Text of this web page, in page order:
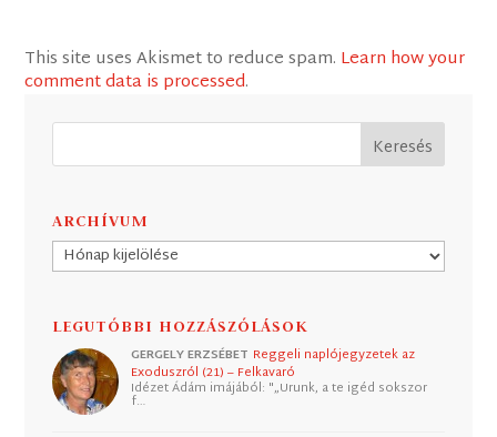
This site uses Akismet to reduce spam. Learn how your
comment data is processed.
ARCHÍVUM
Archívum
LEGUTÓBBI HOZZÁSZÓLÁSOK
GERGELY ERZSÉBET Reggeli naplójegyzetek az
Exoduszról (21) – Felkavaró
Idézet Ádám imájából: "„Urunk, a te igéd sokszor
f…